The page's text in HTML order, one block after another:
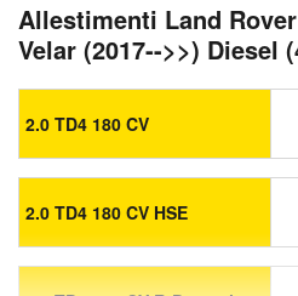
Allestimenti Land
Velar (2017-->>) Diesel
2.0 TD4 180 CV
2.0 TD4 180 CV HSE